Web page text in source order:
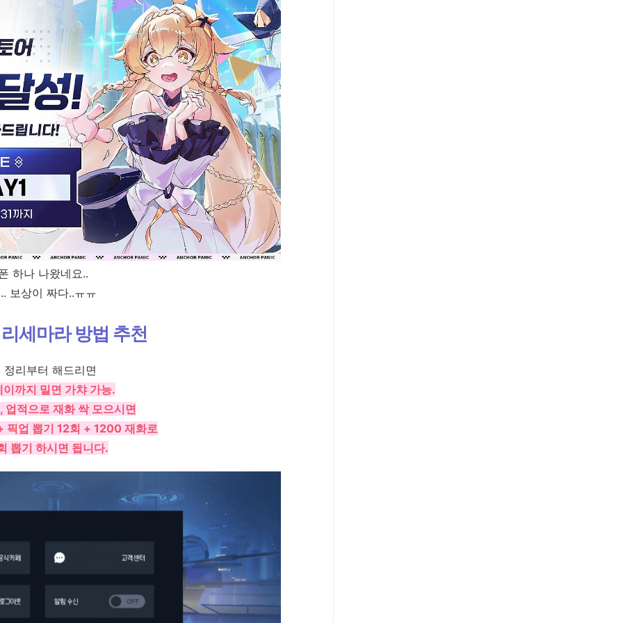
하나 나왔네요..
보상이 짜다..ㅠㅠ
세마라 방법 추천
정리부터 해드리면
까지 밀면 가챠 가능.
업적으로 재화 싹 모으시면
픽업 뽑기 12회 + 1200 재화로
뽑기 하시면 됩니다.